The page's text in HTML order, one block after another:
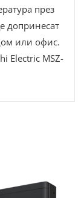
през
допринесат
или офис.
Electric MSZ-